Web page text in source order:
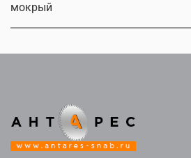
мокрый